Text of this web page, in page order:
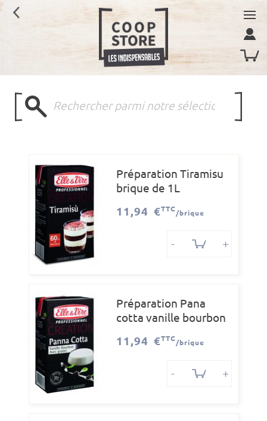
Préparation Tiramisu
brique de 1L
11,94 €TTC
/brique
- +
Préparation Pana
cotta vanille bourbon
11,94 €TTC
/brique
- +